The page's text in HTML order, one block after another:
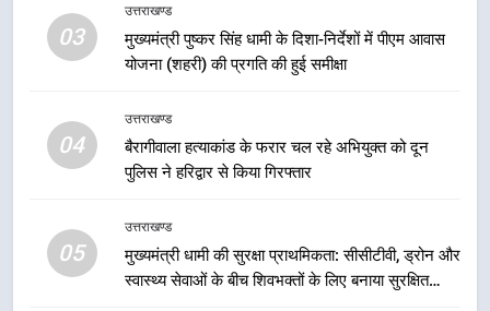
03
उत्तराखण्ड
मुख्यमंत्री पुष्कर सिंह धामी के दिशा-निर्देशों में पीएम आवास
योजना (शहरी) की प्रगति की हुई समीक्षा
04
उत्तराखण्ड
बैरागीवाला हत्याकांड के फरार चल रहे अभियुक्त को दून
पुलिस ने हरिद्वार से किया गिरफ्तार
05
उत्तराखण्ड
मुख्यमंत्री धामी की सुरक्षा प्राथमिकता: सीसीटीवी, ड्रोन और
स्वास्थ्य सेवाओं के बीच शिवभक्तों के लिए बनाया सुरक्षित
ब्लैक स्पॉट होंगे सुरक्षित, हर माह होगी
प्रगति समीक्षा
उत्तराखण्ड
8
महाराज की राजस्थान के मुख्यमंत्री से
शिष्टाचार भेंट पर्यटन और सांस्कृतिक
1
भारी से बहुत भारी वर्षा की चेतावनी के बीच